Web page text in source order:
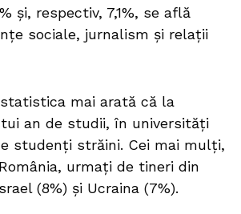
și, respectiv, 7,1%, se află
sociale, jurnalism și relații
statistica mai arată că la
an de studii, în universități
studenți străini. Cei mai mulți,
urmați de tineri din
(8%) și Ucraina (7%).